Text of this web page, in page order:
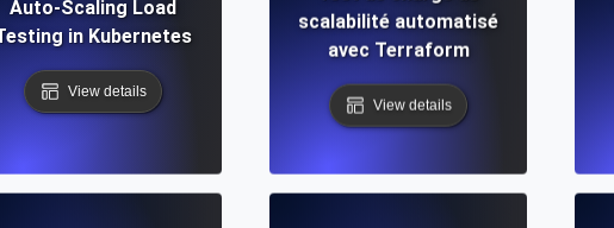
Auto-Scaling Load
in Kubernetes
View details
scalabilité automatisé
avec Terraform
View details